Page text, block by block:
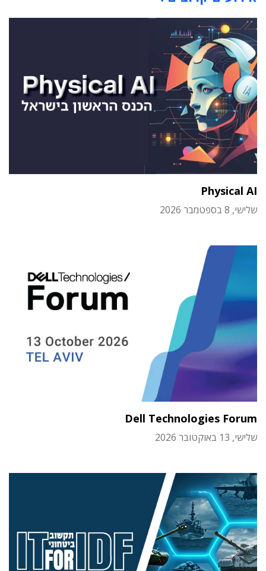
Physical AI
שלישי, 8 בספטמבר 2026
Dell Technologies Forum
שלישי, 13 באוקטובר 2026